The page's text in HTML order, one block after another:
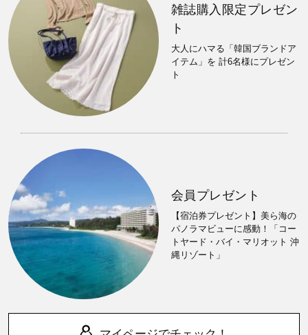
雑誌購入限定プレゼン
ト
大人にハマる「韓国ブランドア
イテム」を 計6名様にプレゼン
ト
会員プレゼント
【宿泊券プレゼント】美ら海の
パノラマビューに感動！「コー
トヤード・バイ・マリオット 沖
縄リゾート」